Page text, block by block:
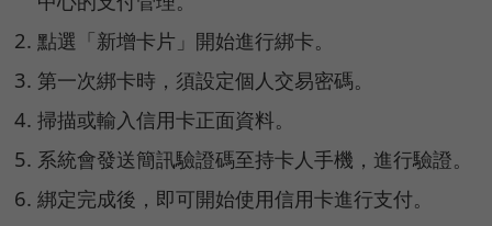
點選「新增卡片」開始進行綁卡。
第一次綁卡時，須設定個人交易密碼。
掃描或輸入信用卡正面資料。
系統會發送簡訊驗證碼至持卡人手機，進行驗證。
綁定完成後，即可開始使用信用卡進行支付。